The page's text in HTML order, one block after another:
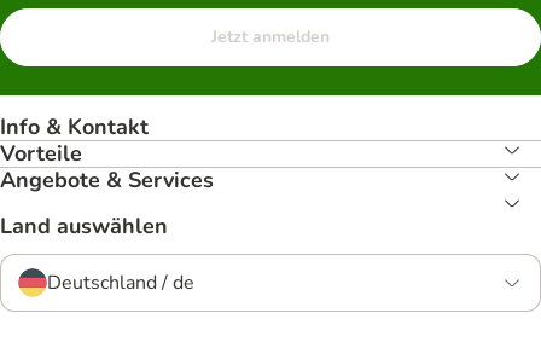
Jetzt anmelden
Info & Kontakt
Vorteile
Angebote & Services
Land auswählen
Deutschland / de